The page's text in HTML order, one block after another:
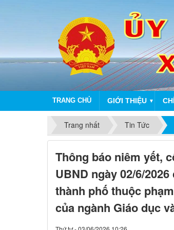
TRANG CHỦ GIỚI THIỆU ▼
Trang nhất Tin Tức
Thông báo niêm yết,
UBND ngày 02/6/
thành phố thuộc
của ngành Giáo dục